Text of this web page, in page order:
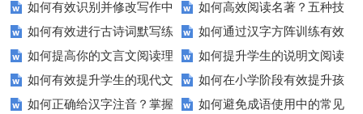
得高分？这些复习技巧不容错
过！
淆的词语？
如何有效识别并修改写作中
的病句？
如何高效阅读名著？五种技
巧助你深入了解经典
如何有效进行古诗词默写练
习？这些方法让你事半功倍！
如何通过汉字方阵训练有效
提升孩子的汉字书写能力？
如何提高你的文言文阅读理
解能力？这些技巧让你事半功
倍！
如何提升学生的说明文阅读
理解能力？
如何有效提升学生的现代文
阅读理解能力？
如何在小学阶段有效提升孩
子的语文综合素养？
如何正确给汉字注音？掌握
如何避免成语使用中的常见